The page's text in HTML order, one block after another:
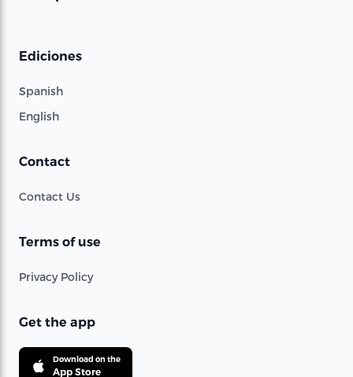
Ediciones
Spanish
English
Contact
Contact Us
Terms of use
Privacy Policy
Get the app
Download on the
App Store